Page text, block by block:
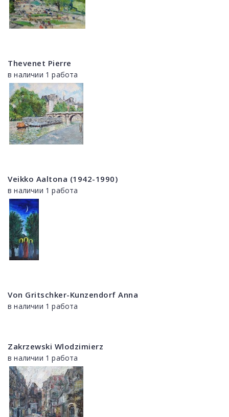
Thevenet Pierre
в наличии 1 работа
Veikko Aaltona (1942-1990)
в наличии 1 работа
Von Gritschker-Kunzendorf Anna
в наличии 1 работа
Zakrzewski Wlodzimierz
в наличии 1 работа